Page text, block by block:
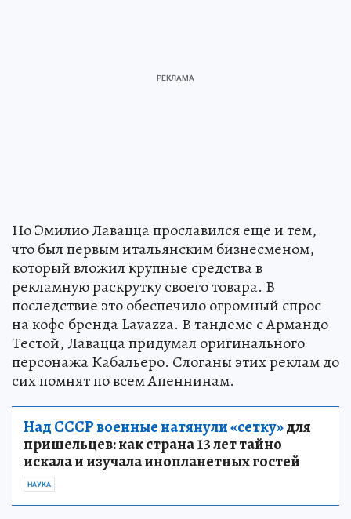
Но Эмилио Лавацца прославился еще и тем,
что был первым итальянским бизнесменом,
который вложил крупные средства в
рекламную раскрутку своего товара. В
последствие это обеспечило огромный спрос
на кофе бренда Lavazza. В тандеме с Армандо
Тестой, Лавацца придумал оригинального
персонажа Кабальеро. Слоганы этих реклам до
сих помнят по всем Апеннинам.
Над СССР военные натянули «сетку»для
пришельцев: как страна 13 лет тайно
искала и изучала инопланетных гостей
НАУКА